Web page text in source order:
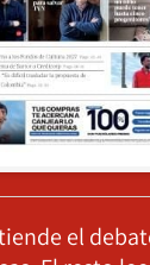
el